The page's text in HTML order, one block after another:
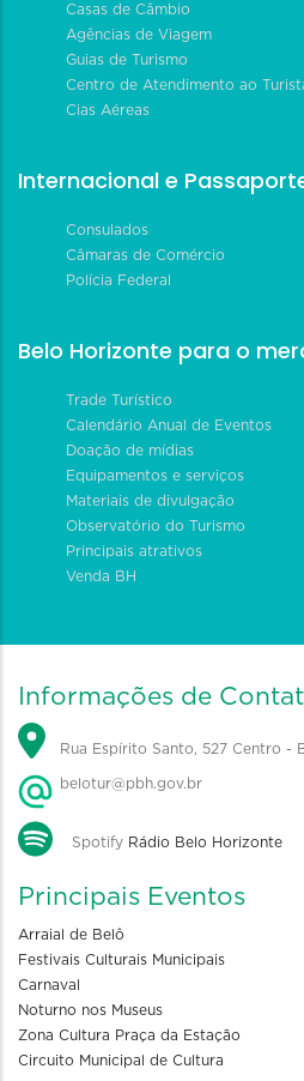
Casas de Câmbio
Agências de Viagem
Guias de Turismo
Centro de Atendimento ao
Cias Aéreas
Internacional e
Consulados
Câmaras de Comércio
Polícia Federal
Belo Horizonte para o
Trade Turístico
Calendário Anual de Eventos
Doação de mídias
Equipamentos e serviços
Materiais de divulgação
Observatório do Turismo
Principais atrativos
Venda BH
Informações de
Rua Espírito Santo, 527 Centro -
belotur@pbh.gov.br
Spotify Rádio Belo Horizonte
Principais Eventos
Arraial de Belô
Festivais Culturais Municipais
Carnaval
Noturno nos Museus
Zona Cultura Praça da Estação
Circuito Municipal de Cultura